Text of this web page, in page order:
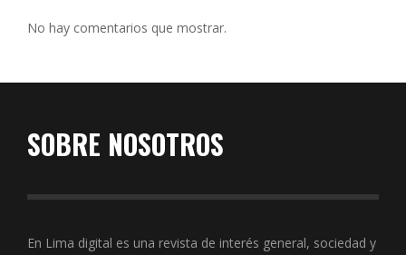
No hay comentarios que mostrar.
SOBRE NOSOTROS
En Lima digital es una revista de interés general, sociedad y